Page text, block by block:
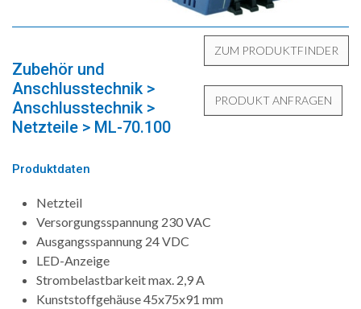
Zubehör und
Anschlusstechnik >
Anschlusstechnik >
Netzteile > ML-70.100
Produktdaten
Netzteil
Versorgungsspannung 230 VAC
Ausgangsspannung 24 VDC
LED-Anzeige
Strombelastbarkeit max. 2,9 A
Kunststoffgehäuse 45x75x91 mm